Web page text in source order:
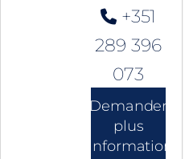
+351
289 396
073
Demander
plus
d'informations